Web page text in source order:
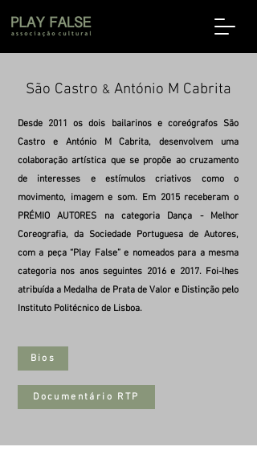
São Castro & António M Cabrita
Desde 2011 os dois bailarinos e coreógrafos São
Castro e António M Cabrita, desenvolvem uma
colaboração artística que se propõe ao cruzamento
de interesses e estímulos criativos como o
movimento, imagem e som. Em 2015 receberam o
PRÉMIO AUTORES na categoria Dança - Melhor
Coreografia, da Sociedade Portuguesa de Autores,
com a peça “Play False” e nomeados para a mesma
categoria nos anos seguintes 2016 e 2017. Foi-lhes
atribuída a Medalha de Prata de Valor e Distinção pelo
Instituto Politécnico de Lisboa.
Bios
Documentário RTP